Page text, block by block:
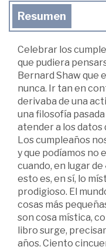
Resumen
Celebrar los
que pudiera
Bernard Shaw que
nunca. Ir tan en
derivaba de una
una filosofía
atender a los datos
Los cumpleaños
y que podíamos no
cuando, en lugar de
esto es, en sí, lo
prodigioso. El
cosas más
son cosa mística,
libro surge,
años. Ciento